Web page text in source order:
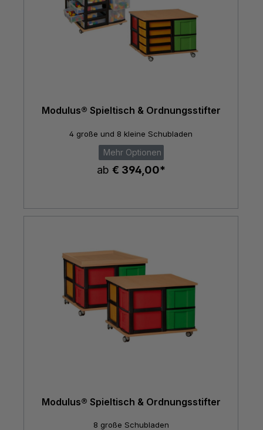
Modulus® Spieltisch & Ordnungsstifter
4 große und 8 kleine Schubladen
Mehr Optionen
ab € 394,00*
Modulus® Spieltisch & Ordnungsstifter
8 große Schubladen